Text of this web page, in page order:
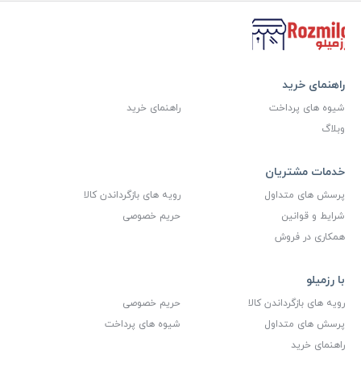
راهنمای خرید
شیوه های پرداخت
راهنمای خرید
وبلاگ
خدمات مشتریان
پرسش های متداول
رویه های بازگرداندن کالا
شرایط و قوانین
حریم خصوصی
همکاری در فروش
با رزمیلو
رویه های بازگرداندن کالا
حریم خصوصی
پرسش های متداول
شیوه های پرداخت
راهنمای خرید